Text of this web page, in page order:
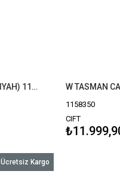
K GOLDENSTAR CLOG BLACK (SIYAH) 1159770K
1158350
CIFT
Ücretsiz Kargo